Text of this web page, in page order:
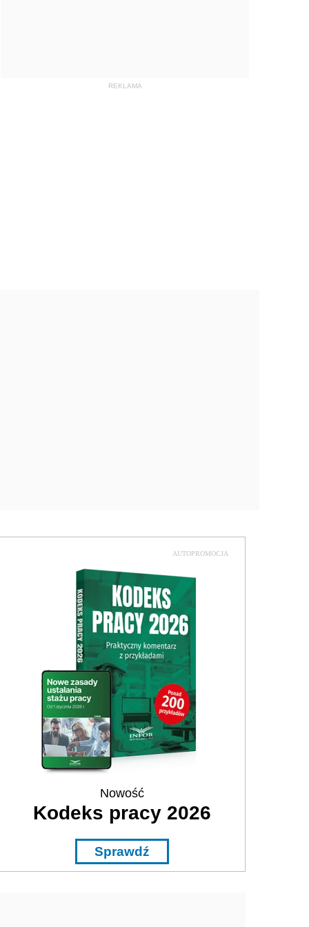
AUTOPROMOCJA
Nowość
Kodeks pracy 2026
Sprawdź